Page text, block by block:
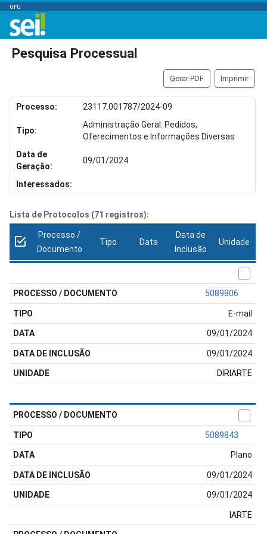
UFU
Pesquisa Processual
Gerar PDF Imprimir
Processo: 23117.001787/2024-09
Tipo:
Administração Geral: Pedidos,
Oferecimentos e Informações Diversas
Data de
Geração:
09/01/2024
Interessados:
Lista de Protocolos (71 registros):
Processo /
Documento
Tipo Data
Data de
Inclusão
Unidade
5089806
E-mail
09/01/2024
09/01/2024
DIRIARTE
5089843
Plano
09/01/2024
09/01/2024
IARTE